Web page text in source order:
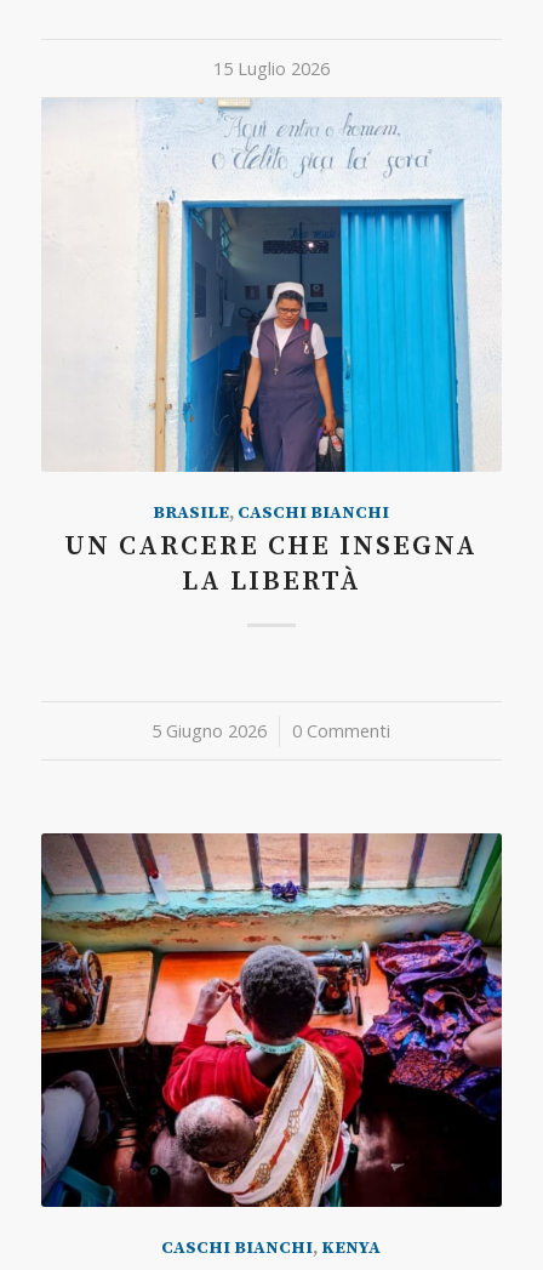
15 Luglio 2026
BRASILE, CASCHI BIANCHI
UN CARCERE CHE INSEGNA
LA LIBERTÀ
5 Giugno 2026
/ 0 Commenti
CASCHI BIANCHI, KENYA